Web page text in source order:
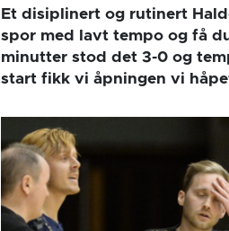
Et disiplinert og rutinert
spor med lavt tempo og få
minutter stod det 3-0 og
start fikk vi åpningen vi